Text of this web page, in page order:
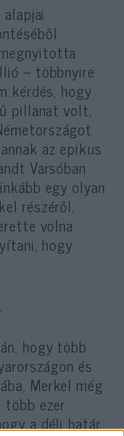
– többnyire
kérdés, hogy
pillanat volt,
az epikus
Varsóban
egy olyan
részéről,
volna
hogy
hogy több
és
Merkel még
több ezer
a déli határ